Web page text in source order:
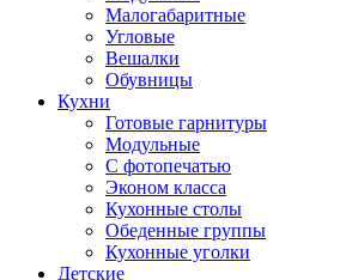
Малогабаритные
Угловые
Вешалки
Обувницы
Кухни
Готовые гарнитуры
Модульные
С фотопечатью
Эконом класса
Кухонные столы
Обеденные группы
Кухонные уголки
Детские